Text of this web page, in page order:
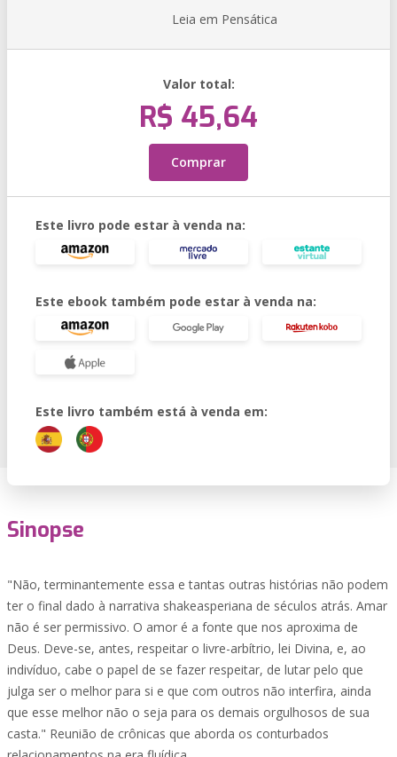
Leia em Pensática
Valor total:
R$ 45,64
Comprar
Este livro pode estar à venda na:
Este ebook também pode estar à venda na:
Este livro também está à venda em:
Sinopse
"Não, terminantemente essa e tantas outras histórias não podem
ter o final dado à narrativa shakeasperiana de séculos atrás. Amar
não é ser permissivo. O amor é a fonte que nos aproxima de
Deus. Deve-se, antes, respeitar o livre-arbítrio, lei Divina, e, ao
indivíduo, cabe o papel de se fazer respeitar, de lutar pelo que
julga ser o melhor para si e que com outros não interfira, ainda
que esse melhor não o seja para os demais orgulhosos de sua
casta." Reunião de crônicas que aborda os conturbados